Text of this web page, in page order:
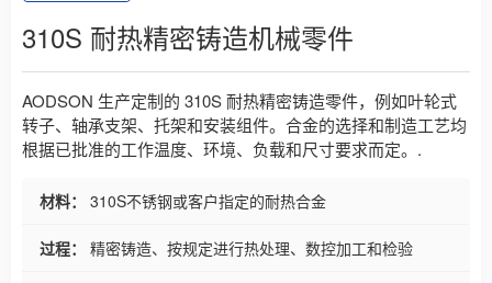
310S 耐热精密铸造机械零件
AODSON 生产定制的 310S 耐热精密铸造零件，例如叶轮式
转子、轴承支架、托架和安装组件。合金的选择和制造工艺均
根据已批准的工作温度、环境、负载和尺寸要求而定。.
材料： 310S不锈钢或客户指定的耐热合金
过程： 精密铸造、按规定进行热处理、数控加工和检验